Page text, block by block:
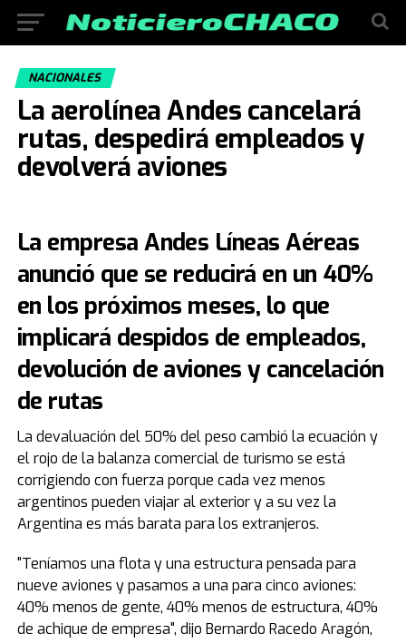
NACIONALES
La aerolínea Andes cancelará
rutas, despedirá empleados y
devolverá aviones
La empresa Andes Líneas Aéreas
anunció que se reducirá en un 40%
en los próximos meses, lo que
implicará despidos de empleados,
devolución de aviones y cancelación
de rutas
La devaluación del 50% del peso cambió la ecuación y
el rojo de la balanza comercial de turismo se está
corrigiendo con fuerza porque cada vez menos
argentinos pueden viajar al exterior y a su vez la
Argentina es más barata para los extranjeros.
"Teníamos una flota y una estructura pensada para
nueve aviones y pasamos a una para cinco aviones:
40% menos de gente, 40% menos de estructura, 40%
de achique de empresa", dijo Bernardo Racedo Aragón,